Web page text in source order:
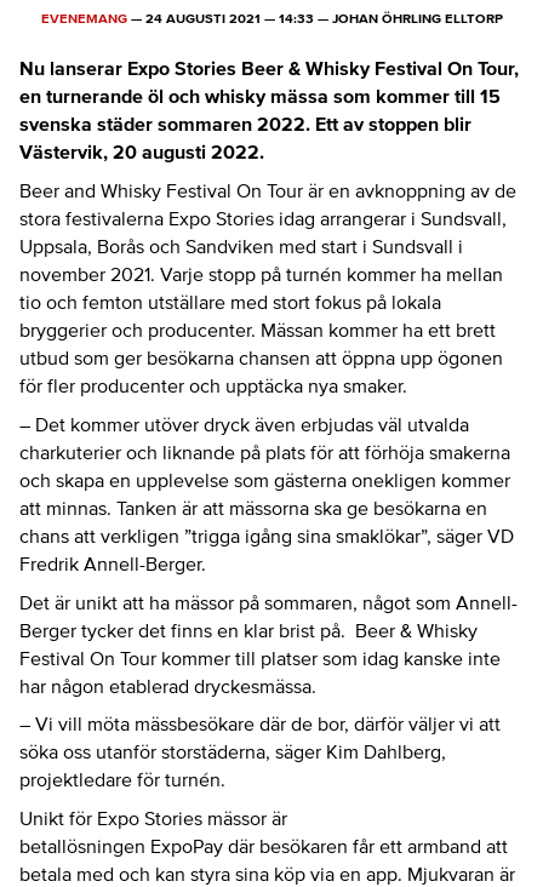
EVENEMANG— 24 AUGUSTI 2021 — 14:33 — JOHAN ÖHRLING ELLTORP
Nu lanserar Expo Stories Beer & Whisky Festival On Tour,
en turnerande öl och whisky mässa som kommer till 15
svenska städer sommaren 2022. Ett av stoppen blir
Västervik, 20 augusti 2022.
Beer and Whisky Festival On Tour är en avknoppning av de
stora festivalerna Expo Stories idag arrangerar i Sundsvall,
Uppsala, Borås och Sandviken med start i Sundsvall i
november 2021. Varje stopp på turnén kommer ha mellan
tio och femton utställare med stort fokus på lokala
bryggerier och producenter. Mässan kommer ha ett brett
utbud som ger besökarna chansen att öppna upp ögonen
för fler producenter och upptäcka nya smaker.
– Det kommer utöver dryck även erbjudas väl utvalda
charkuterier och liknande på plats för att förhöja smakerna
och skapa en upplevelse som gästerna onekligen kommer
att minnas. Tanken är att mässorna ska ge besökarna en
chans att verkligen ”trigga igång sina smaklökar”, säger VD
Fredrik Annell-Berger.
Det är unikt att ha mässor på sommaren, något som Annell-
Berger tycker det finns en klar brist på. Beer & Whisky
Festival On Tour kommer till platser som idag kanske inte
har någon etablerad dryckesmässa.
– Vi vill möta mässbesökare där de bor, därför väljer vi att
söka oss utanför storstäderna, säger Kim Dahlberg,
projektledare för turnén.
Unikt för Expo Stories mässor är
betallösningen ExpoPay där besökaren får ett armband att
betala med och kan styra sina köp via en app. Mjukvaran är